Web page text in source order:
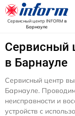
Сервисный центр INFORM в
Барнауле
Сервисный
в Барнауле
Сервисный центр
Барнауле.
неисправности и
устройств с